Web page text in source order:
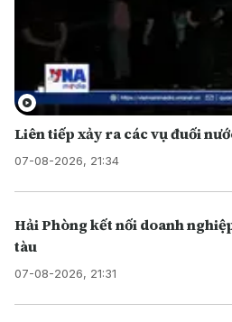
Liên tiếp xảy ra các vụ đuối
07-08-2026, 21:34
Hải Phòng kết nối doanh
tàu
07-08-2026, 21:31